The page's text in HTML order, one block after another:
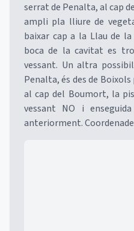
serrat de Penalta, al cap
ampli pla lliure de
baixar cap a la Llau de
boca de la cavitat es
vessant. Un altra
Penalta, és des de
al cap del Boumort, la
vessant NO i
anteriorment.